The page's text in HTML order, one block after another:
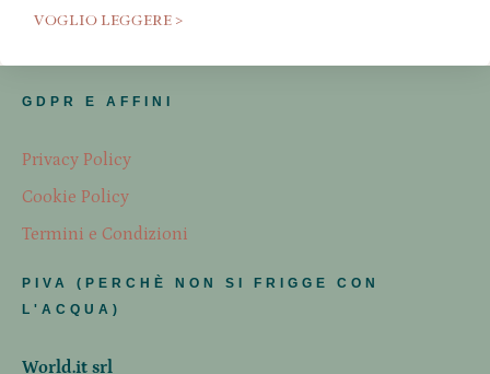
VOGLIO LEGGERE >
GDPR E AFFINI
Privacy Policy
Cookie Policy
Termini e Condizioni
PIVA (PERCHÈ NON SI FRIGGE CON
L'ACQUA)
World.it srl